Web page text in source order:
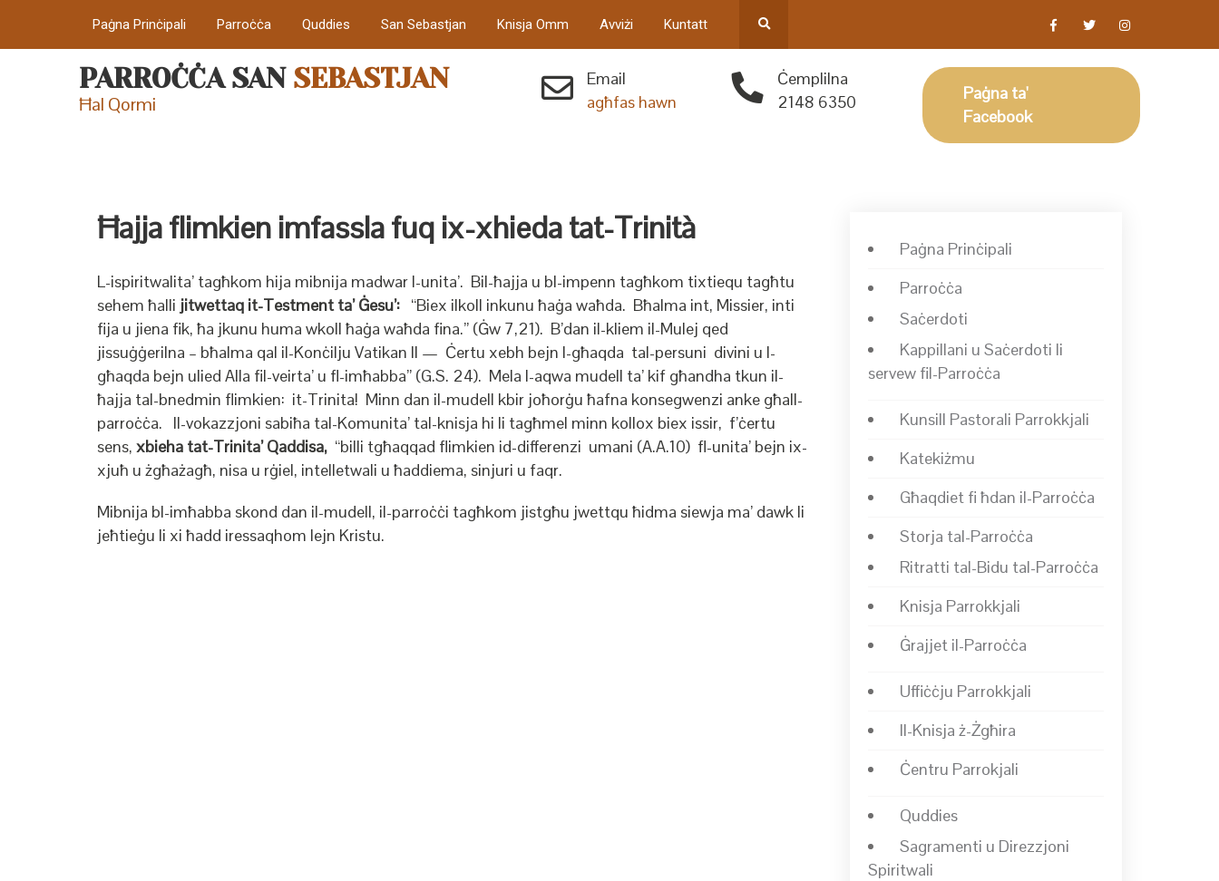
Paġna Prinċipali Parroċċa Quddies San Sebastjan Knisja Omm Avviżi Kuntatt
PARROĊĊA SAN SEBASTJAN
Ħal Qormi
Email
agħfas hawn
Ċemplilna
2148 6350
Paġna ta'
Facebook
Ħajja flimkien imfassla fuq ix-xhieda tat-Trinità
L-ispiritwalita’ tagħkom hija mibnija madwar l-unita’. Bil-ħajja u bl-impenn tagħkom tixtiequ tagħtu
sehem ħalli jitwettaq it-Testment ta’ Ġesu’: “Biex ilkoll inkunu ħaġa waħda. Bħalma int, Missier, inti
fija u jiena fik, ħa jkunu huma wkoll ħaġa waħda fina.” (Ġw 7,21). B’dan il-kliem il-Mulej qed
jissuġġerilna – bħalma qal il-Konċilju Vatikan II — Ċertu xebh bejn l-għaqda tal-persuni divini u l-
għaqda bejn ulied Alla fil-veirta’ u fl-imħabba” (G.S. 24). Mela l-aqwa mudell ta’ kif għandha tkun il-
ħajja tal-bnedmin flimkien: it-Trinita! Minn dan il-mudell kbir joħorġu ħafna konsegwenzi anke għall-
parroċċa. Il-vokazzjoni sabiħa tal-Komunita’ tal-knisja hi li tagħmel minn kollox biex issir, f’ċertu
sens, xbieha tat-Trinita’ Qaddisa, “billi tgħaqqad flimkien id-differenzi umani (A.A.10) fl-unita’ bejn ix-
xjuħ u żgħażagħ, nisa u rġiel, intelletwali u ħaddiema, sinjuri u faqr.
Mibnija bl-imħabba skond dan il-mudell, il-parroċċi tagħkom jistgħu jwettqu ħidma siewja ma’ dawk li
jeħtieġu li xi ħadd iressaqhom lejn Kristu.
Paġna Prinċipali
Parroċċa
Saċerdoti
Kappillani u Saċerdoti li
servew fil-Parroċċa
Kunsill Pastorali Parrokkjali
Katekiżmu
Għaqdiet fi ħdan il-Parroċċa
Storja tal-Parroċċa
Ritratti tal-Bidu tal-Parroċċa
Knisja Parrokkjali
Ġrajjet il-Parroċċa
Uffiċċju Parrokkjali
Il-Knisja ż-Żgħira
Ċentru Parrokjali
Quddies
Sagramenti u Direzzjoni
Spiritwali